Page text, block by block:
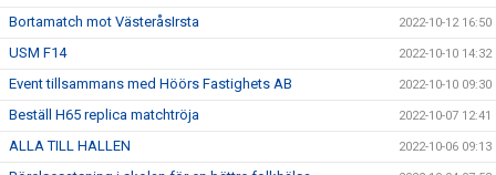
Bortamatch mot VästeråsIrsta 2022-10-12 16:50
USM F14 2022-10-10 14:32
Event tillsammans med Höörs Fastighets AB 2022-10-10 09:30
Beställ H65 replica matchtröja 2022-10-07 12:41
ALLA TILL HALLEN 2022-10-06 09:13